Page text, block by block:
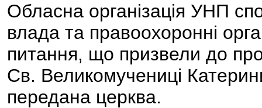
Обласна організація УНП
влада та правоохоронні
питання, що призвели до
Св. Великомучениці
передана церква.